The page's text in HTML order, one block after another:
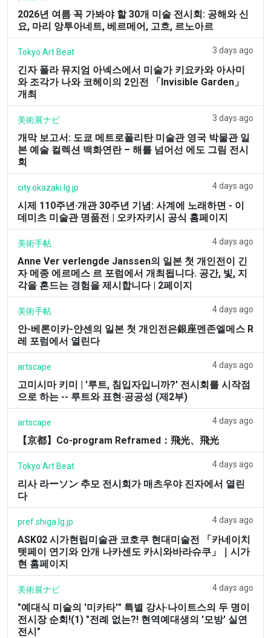
2026년 여름 꼭 가봐야 할 30개 미술 전시회: 공해와 신
요, 마리 앙투아네트, 베르메어, 고흐, 르노아르
Tokyo Art Beat 3 days ago
긴자 폴라 뮤지엄 아넥스에서 미술가 키요카와 아사미
와 조각가 나와 코헤이의 2인전 「Invisible Garden」
개최
美術展ナビ 3 days ago
개막 보고서: 도쿄 메트로폴리탄 미술관 영국 박물관 일
본 예술 컬렉션 백화연란 – 해를 넘어선 에도 그림 전시
회
city.okazaki.lg.jp 4 days ago
시제 110주년·개관 30주년 기념: 사계에 노래하면 - 이
데미츠 미술관 명품전 | 오카자키시 공식 홈페이지
美術手帖 4 days ago
Anne Ver verlengde Janssen의 일본 첫 개인전이 긴
자 메종 에르메스 르 포럼에서 개최됩니다. 공간, 빛, 지
각을 흔드는 경험을 제시합니다 | 2페이지
美術手帖 4 days ago
안-베론이카-얀센의 일본 첫 개인전은銀座멘존엘메스 R
레 포럼에서 열린다
artscape 4 days ago
고미시마 키미 | '루트, 침입자입니까?' 전시회를 시작점
으로 하는 -- 루트와 표현·공공성 (제2부)
artscape 4 days ago
【京都】Co-program Reframed：飛光、飛光
Tokyo Art Beat 4 days ago
리사 라ーソン 추모 전시회가 매츠우야 진자에서 열린
다
pref.shiga.lg.jp 4 days ago
ASK02 시가현립미술관 코호쿠 현대미술전 「카네이치
텟페이 연기와 안개 나카센도 카시와바라슈쿠」｜시가
현 홈페이지
美術展ナビ 4 days ago
"예대식 미술의 '미카타'" 특별 강사·나이트스의 두 명이
전시장 순회!(1) "전례 없는?! 현역예대생의 '모방' 실연
전시"